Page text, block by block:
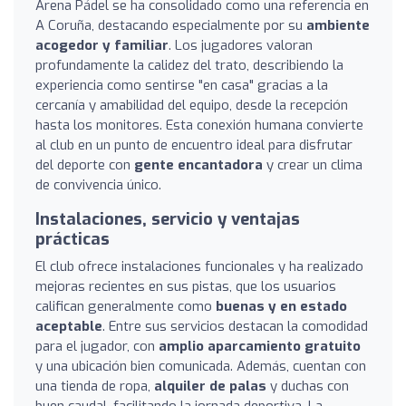
Arena Pádel se ha consolidado como una referencia en
A Coruña, destacando especialmente por su ambiente
acogedor y familiar. Los jugadores valoran
profundamente la calidez del trato, describiendo la
experiencia como sentirse "en casa" gracias a la
cercanía y amabilidad del equipo, desde la recepción
hasta los monitores. Esta conexión humana convierte
al club en un punto de encuentro ideal para disfrutar
del deporte con gente encantadora y crear un clima
de convivencia único.
Instalaciones, servicio y ventajas
prácticas
El club ofrece instalaciones funcionales y ha realizado
mejoras recientes en sus pistas, que los usuarios
califican generalmente como buenas y en estado
aceptable. Entre sus servicios destacan la comodidad
para el jugador, con amplio aparcamiento gratuito
y una ubicación bien comunicada. Además, cuentan con
una tienda de ropa, alquiler de palas y duchas con